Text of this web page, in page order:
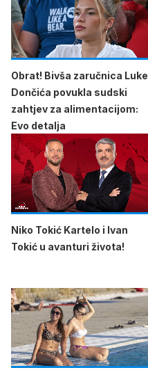
Obrat! Bivša zaručnica Luke
Dončića povukla sudski
zahtjev za alimentacijom:
Evo detalja
Niko Tokić Kartelo i Ivan
Tokić u avanturi života!